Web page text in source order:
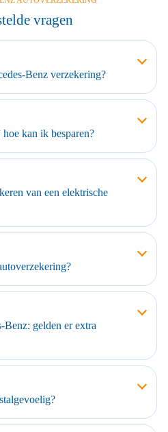
vragen
Benz verzekering?
kan ik besparen?
van een elektrische
gelden er extra